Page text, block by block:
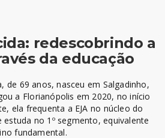
redescobrindo a
da educação
de 69 anos, nasceu em Salgadinho,
a Florianópolis em 2020, no início
ela frequenta a EJA no núcleo do
no 1º segmento, equivalente
fundamental.